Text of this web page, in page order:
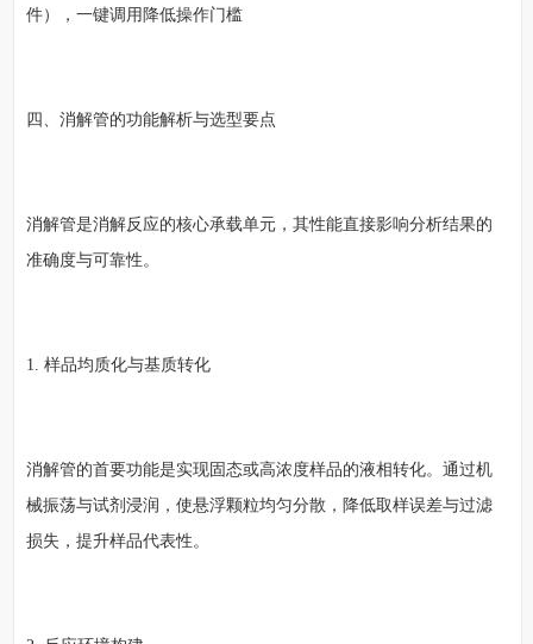
件），一键调用降低操作门槛
四、消解管的功能解析与选型要点
消解管是消解反应的核心承载单元，其性能直接影响分析结果的
准确度与可靠性。
1. 样品均质化与基质转化
消解管的首要功能是实现固态或高浓度样品的液相转化。通过机
械振荡与试剂浸润，使悬浮颗粒均匀分散，降低取样误差与过滤
损失，提升样品代表性。